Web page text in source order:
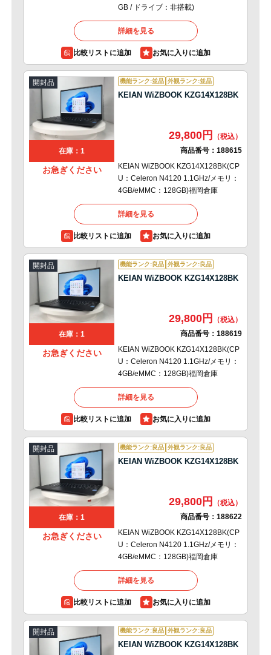
GB / ドライブ：非搭載)
詳細を見る
比較リストに追加
開封品
在庫：1
お急ぎください
機能ランク:並品 外観ランク:並品
KEIAN WiZBOOK KZG14X128BK
29,800円
商品番号： 188615
KEIAN WiZBOOK KZG14X128BK(CP
U：Celeron N4120 1.1GHz/メモリ：
4GB/eMMC：128GB)福岡倉庫
詳細を見る
比較リストに追加
開封品
在庫：1
お急ぎください
機能ランク:良品 外観ランク:良品
KEIAN WiZBOOK KZG14X128BK
29,800円
商品番号： 188619
KEIAN WiZBOOK KZG14X128BK(CP
U：Celeron N4120 1.1GHz/メモリ：
4GB/eMMC：128GB)福岡倉庫
詳細を見る
比較リストに追加
開封品
在庫：1
お急ぎください
機能ランク:良品 外観ランク:良品
KEIAN WiZBOOK KZG14X128BK
29,800円
商品番号： 188622
KEIAN WiZBOOK KZG14X128BK(CP
U：Celeron N4120 1.1GHz/メモリ：
4GB/eMMC：128GB)福岡倉庫
詳細を見る
比較リストに追加
開封品 機能ランク:良品 外観ランク:良品
KEIAN WiZBOOK KZG14X128BK